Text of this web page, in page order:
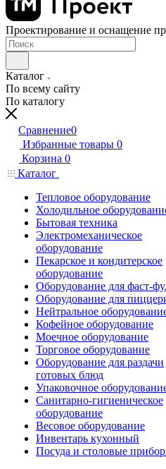
Проектирование и оснащение
Каталог
По всему сайту
По каталогу
Сравнение0
Избранные товары 0
Корзина 0
Каталог
Тепловое оборудование
Холодильное
Бытовая техника
Электромеханическое
оборудование
Пекарское и кондитерское
оборудование
Оборудование для фаст-
Оборудование для
Нейтральное
Кофейное оборудование
Моечное оборудование
Торговое оборудование
Оборудование для раздачи
готовых блюд
Упаковочное
Санитарно-гигиеническое
оборудование
Весовое оборудование
Инвентарь кухонный
Посуда и столовые